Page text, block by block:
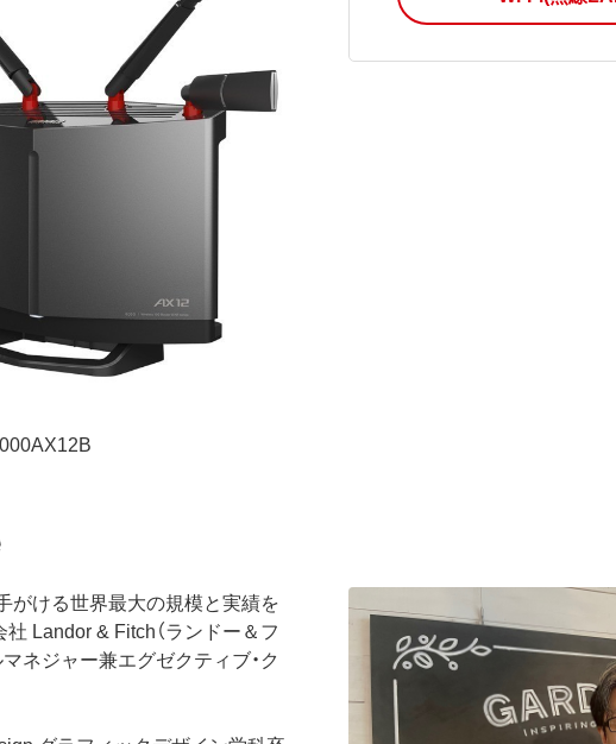
がける世界最大の規模と実績を
Landor & Fitch（ランドー＆フ
ネジャー兼エグゼクティブ・ク